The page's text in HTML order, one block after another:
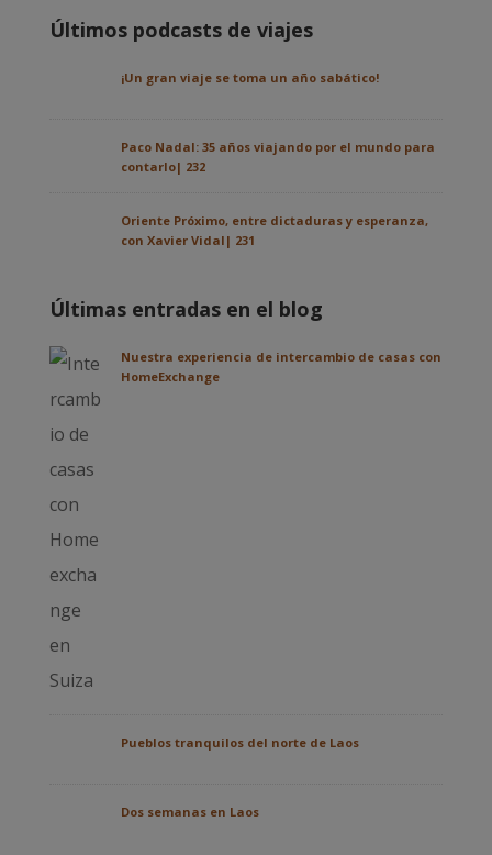
Últimos podcasts de viajes
¡Un gran viaje se toma un año sabático!
Paco Nadal: 35 años viajando por el mundo para
contarlo| 232
Oriente Próximo, entre dictaduras y esperanza,
con Xavier Vidal| 231
Últimas entradas en el blog
Nuestra experiencia de intercambio de casas con
HomeExchange
Pueblos tranquilos del norte de Laos
Dos semanas en Laos